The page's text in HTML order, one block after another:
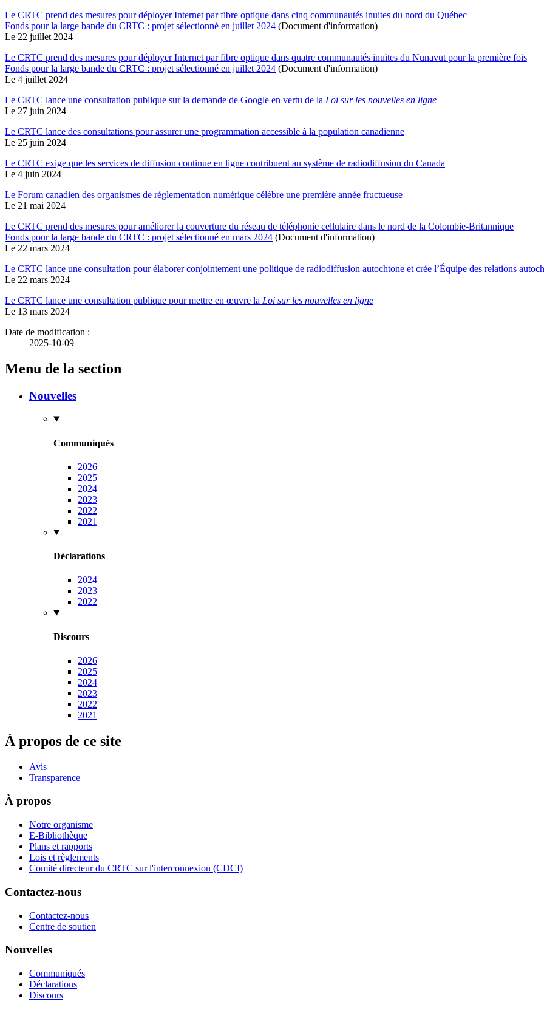
Le CRTC prend des mesures pour déployer Internet par fibre optique dans cinq communautés inuites du nord du Québec
Fonds pour la large bande du CRTC : projet sélectionné en juillet 2024 (Document d'information)
Le 22 juillet 2024
Le CRTC prend des mesures pour déployer Internet par fibre optique dans quatre communautés inuites du Nunavut pour la première fois
Fonds pour la large bande du CRTC : projet sélectionné en juillet 2024 (Document d'information)
Le 4 juillet 2024
Le CRTC lance une consultation publique sur la demande de Google en vertu de la Loi sur les nouvelles en ligne
Le 27 juin 2024
Le CRTC lance des consultations pour assurer une programmation accessible à la population canadienne
Le 25 juin 2024
Le CRTC exige que les services de diffusion continue en ligne contribuent au système de radiodiffusion du Canada
Le 4 juin 2024
Le Forum canadien des organismes de réglementation numérique célèbre une première année fructueuse
Le 21 mai 2024
Le CRTC prend des mesures pour améliorer la couverture du réseau de téléphonie cellulaire dans le nord de la Colombie-Britannique
Fonds pour la large bande du CRTC : projet sélectionné en mars 2024 (Document d'information)
Le 22 mars 2024
Le CRTC lance une consultation pour élaborer conjointement une politique de radiodiffusion autochtone et crée l’Équipe des relations
Le 22 mars 2024
Le CRTC lance une consultation publique pour mettre en œuvre la Loi sur les nouvelles en ligne
Le 13 mars 2024
Date de modification :
2025-10-09
Menu de la section
Nouvelles
Communiqués
2026
2025
2024
2023
2022
2021
Déclarations
2024
2023
2022
Discours
2026
2025
2024
2023
2022
2021
À propos de ce site
Avis
Transparence
À propos
Notre organisme
E-Bibliothèque
Plans et rapports
Lois et règlements
Comité directeur du CRTC sur l'interconnexion (CDCI)
Contactez-nous
Contactez-nous
Centre de soutien
Nouvelles
Communiqués
Déclarations
Discours